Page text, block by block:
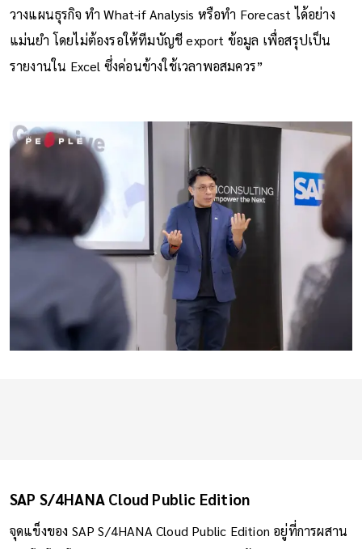
วางแผนธุรกิจ ทำ What-if Analysis หรือทำ Forecast ได้อย่าง
แม่นยำ โดยไม่ต้องรอให้ทีมบัญชี export ข้อมูล เพื่อสรุปเป็น
รายงานใน Excel ซึ่งค่อนข้างใช้เวลาพอสมควร”
SAP S/4HANA Cloud Public Edition
จุดแข็งของ SAP S/4HANA Cloud Public Edition อยู่ที่การผสาน